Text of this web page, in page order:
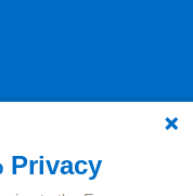
Informationen
Privacy